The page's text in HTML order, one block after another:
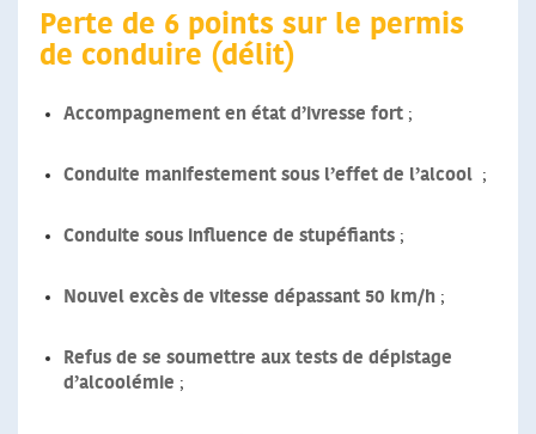
Perte de 6 points sur le permis
de conduire (délit)
Accompagnement en état d’ivresse fort ;
Conduite manifestement sous l’effet de l’alcool ;
Conduite sous influence de stupéfiants ;
Nouvel excès de vitesse dépassant 50 km/h ;
Refus de se soumettre aux tests de dépistage
d’alcoolémie ;